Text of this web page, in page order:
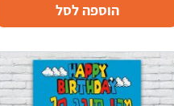
הוספה לסל